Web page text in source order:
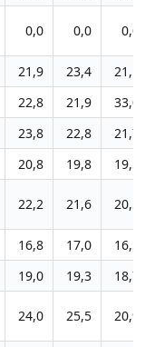
0,0 0,0 0,0
21,9 23,4
21,1
22,8 21,9
33,0
23,8 22,8
21,7
20,8 19,8
19,5
22,2 21,6 20,5
16,8 17,0
16,5
19,0 19,3
18,7
24,0 25,5 20,9